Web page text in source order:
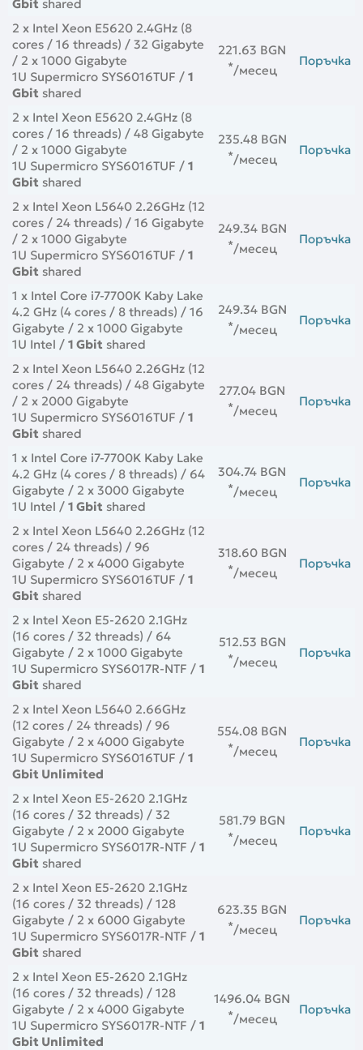
Gbit shared
2 x Intel Xeon E5620 2.4GHz (8
cores / 16 threads) / 32 Gigabyte
/ 2 x 1000 Gigabyte
1U Supermicro SYS6016TUF / 1
Gbit shared
221.63 BGN
*/месец
Поръчка
2 x Intel Xeon E5620 2.4GHz (8
cores / 16 threads) / 48 Gigabyte
/ 2 x 1000 Gigabyte
1U Supermicro SYS6016TUF / 1
Gbit shared
235.48 BGN
*/месец
Поръчка
2 x Intel Xeon L5640 2.26GHz (12
cores / 24 threads) / 16 Gigabyte
/ 2 x 1000 Gigabyte
1U Supermicro SYS6016TUF / 1
Gbit shared
249.34 BGN
*/месец
Поръчка
1 x Intel Core i7-7700K Kaby Lake
4.2 GHz (4 cores / 8 threads) / 16
Gigabyte / 2 x 1000 Gigabyte
1U Intel / 1 Gbit shared
249.34 BGN
*/месец
Поръчка
2 x Intel Xeon L5640 2.26GHz (12
cores / 24 threads) / 48 Gigabyte
/ 2 x 2000 Gigabyte
1U Supermicro SYS6016TUF / 1
Gbit shared
277.04 BGN
*/месец
Поръчка
1 x Intel Core i7-7700K Kaby Lake
4.2 GHz (4 cores / 8 threads) / 64
Gigabyte / 2 x 3000 Gigabyte
1U Intel / 1 Gbit shared
304.74 BGN
*/месец
Поръчка
2 x Intel Xeon L5640 2.26GHz (12
cores / 24 threads) / 96
Gigabyte / 2 x 4000 Gigabyte
1U Supermicro SYS6016TUF / 1
Gbit shared
318.60 BGN
*/месец
Поръчка
2 x Intel Xeon E5-2620 2.1GHz
(16 cores / 32 threads) / 64
Gigabyte / 2 x 1000 Gigabyte
1U Supermicro SYS6017R-NTF / 1
Gbit shared
512.53 BGN
*/месец
Поръчка
2 x Intel Xeon L5640 2.66GHz
(12 cores / 24 threads) / 96
Gigabyte / 2 x 4000 Gigabyte
1U Supermicro SYS6016TUF / 1
Gbit Unlimited
554.08 BGN
*/месец
Поръчка
2 x Intel Xeon E5-2620 2.1GHz
(16 cores / 32 threads) / 32
Gigabyte / 2 x 2000 Gigabyte
1U Supermicro SYS6017R-NTF / 1
Gbit shared
581.79 BGN
*/месец
Поръчка
2 x Intel Xeon E5-2620 2.1GHz
(16 cores / 32 threads) / 128
Gigabyte / 2 x 6000 Gigabyte
1U Supermicro SYS6017R-NTF / 1
Gbit shared
623.35 BGN
*/месец
Поръчка
2 x Intel Xeon E5-2620 2.1GHz
(16 cores / 32 threads) / 128
Gigabyte / 2 x 4000 Gigabyte
1U Supermicro SYS6017R-NTF / 1
Gbit Unlimited
1496.04 BGN
*/месец
Поръчка